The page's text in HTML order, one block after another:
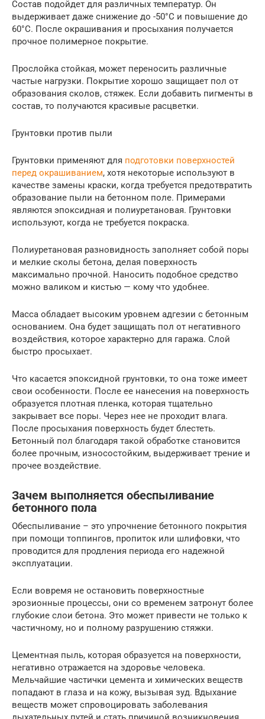
Состав подойдет для различных температур. Он
выдерживает даже снижение до -50°С и повышение до
60°С. После окрашивания и просыхания получается
прочное полимерное покрытие.
Прослойка стойкая, может переносить различные
частые нагрузки. Покрытие хорошо защищает пол от
образования сколов, стяжек. Если добавить пигменты в
состав, то получаются красивые расцветки.
Грунтовки против пыли
Грунтовки применяют для подготовки поверхностей
перед окрашиванием, хотя некоторые используют в
качестве замены краски, когда требуется предотвратить
образование пыли на бетонном поле. Примерами
являются эпоксидная и полиуретановая. Грунтовки
используют, когда не требуется покраска.
Полиуретановая разновидность заполняет собой поры
и мелкие сколы бетона, делая поверхность
максимально прочной. Наносить подобное средство
можно валиком и кистью — кому что удобнее.
Масса обладает высоким уровнем адгезии с бетонным
основанием. Она будет защищать пол от негативного
воздействия, которое характерно для гаража. Слой
быстро просыхает.
Что касается эпоксидной грунтовки, то она тоже имеет
свои особенности. После ее нанесения на поверхность
образуется плотная пленка, которая тщательно
закрывает все поры. Через нее не проходит влага.
После просыхания поверхность будет блестеть.
Бетонный пол благодаря такой обработке становится
более прочным, износостойким, выдерживает трение и
прочее воздействие.
Зачем выполняется обеспыливание
бетонного пола
Обеспыливание – это упрочнение бетонного покрытия
при помощи топпингов, пропиток или шлифовки, что
проводится для продления периода его надежной
эксплуатации.
Если вовремя не остановить поверхностные
эрозионные процессы, они со временем затронут более
глубокие слои бетона. Это может привести не только к
частичному, но и полному разрушению стяжки.
Цементная пыль, которая образуется на поверхности,
негативно отражается на здоровье человека.
Мельчайшие частички цемента и химических веществ
попадают в глаза и на кожу, вызывая зуд. Вдыхание
веществ может спровоцировать заболевания